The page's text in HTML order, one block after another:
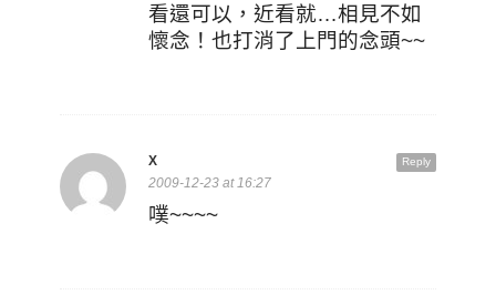
看還可以，近看就…相見不如
懷念！也打消了上門的念頭~~
Reply
X
2009-12-23 at 16:27
噗~~~~